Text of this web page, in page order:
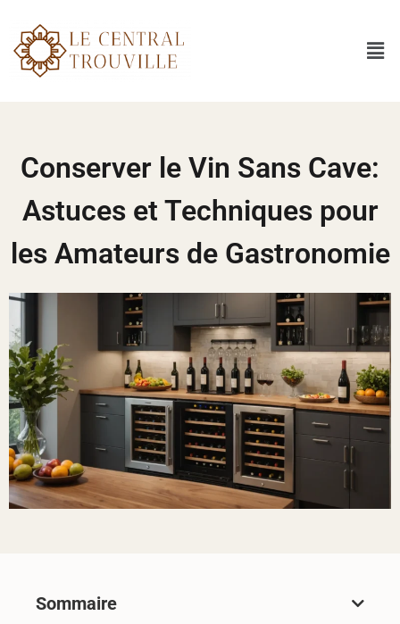
Conserver le Vin Sans Cave:
Astuces et Techniques pour
les Amateurs de Gastronomie
Sommaire